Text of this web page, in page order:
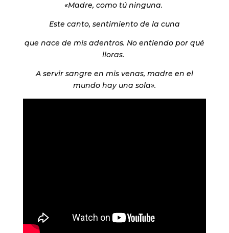
«Madre, como tú ninguna.
Este canto, sentimiento de la cuna
que nace de mis adentros. No entiendo por qué
lloras.
A servir sangre en mis venas, madre en el
mundo hay una sola».